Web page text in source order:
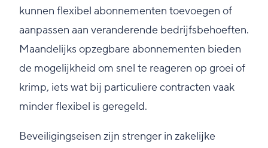
kunnen flexibel abonnementen toevoegen of
aanpassen aan veranderende bedrijfsbehoeften.
Maandelijks opzegbare abonnementen bieden
de mogelijkheid om snel te reageren op groei of
krimp, iets wat bij particuliere contracten vaak
minder flexibel is geregeld.
Beveiligingseisen zijn strenger in zakelijke